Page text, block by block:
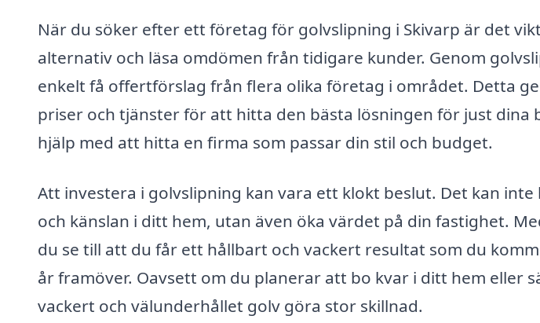
När du söker efter ett företag för golvslipning i Skivarp är det
alternativ och läsa omdömen från tidigare kunder. Genom
enkelt få offertförslag från flera olika företag i området. Detta
priser och tjänster för att hitta den bästa lösningen för just dina
hjälp med att hitta en firma som passar din stil och budget.
Att investera i golvslipning kan vara ett klokt beslut. Det kan
och känslan i ditt hem, utan även öka värdet på din fastighet.
du se till att du får ett hållbart och vackert resultat som du
år framöver. Oavsett om du planerar att bo kvar i ditt hem eller
vackert och välunderhållet golv göra stor skillnad.